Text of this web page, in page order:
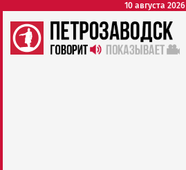
10 августа 2026